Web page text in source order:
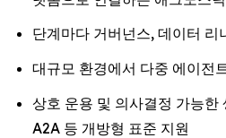
단계마다 거버넌스, 데이터 리
대규모 환경에서 다중 에이전
상호 운용 및 의사결정 가능한
A2A 등 개방형 표준 지원